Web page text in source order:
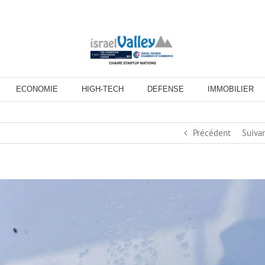
ECONOMIE HIGH-TECH DEFENSE IMMOBILIER
Précédent